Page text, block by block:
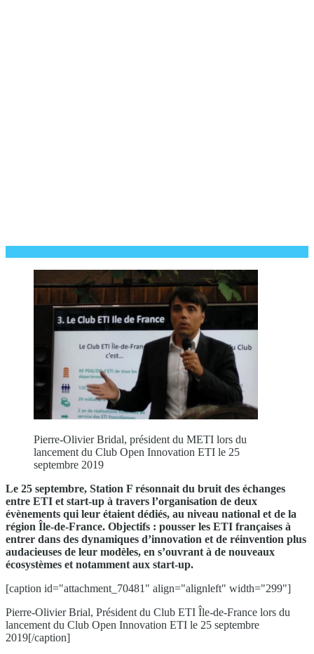
Pierre-Olivier Bridal, président du METI lors du
lancement du Club Open Innovation ETI le 25
septembre 2019
Le 25 septembre, Station F résonnait du bruit des échanges
entre ETI et start-up à travers l’organisation de deux
évènements qui leur étaient dédiés, au niveau national et de la
région Île-de-France. Objectifs : pousser les ETI françaises à
entrer dans des dynamiques d’innovation et de réinvention plus
audacieuses de leur modèles, en s’ouvrant à de nouveaux
écosystèmes et notamment aux start-up.
[caption id="attachment_70481" align="alignleft" width="299"]
Pierre-Olivier Brial, Président du Club ETI Île-de-France lors du
lancement du Club Open Innovation ETI le 25 septembre
2019[/caption]